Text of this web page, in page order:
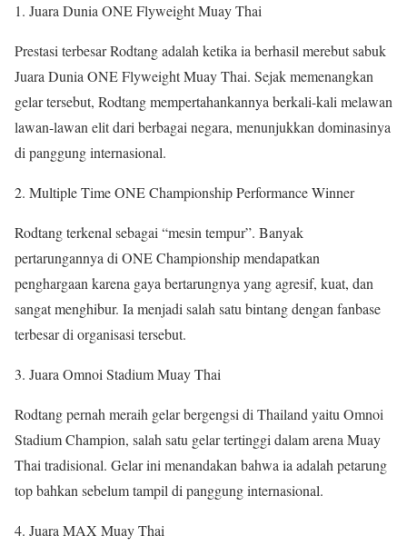
Juara Dunia ONE Flyweight Muay Thai
Prestasi terbesar Rodtang adalah ketika ia berhasil merebut sabuk
Juara Dunia ONE Flyweight Muay Thai. Sejak memenangkan
gelar tersebut, Rodtang mempertahankannya berkali-kali melawan
lawan-lawan elit dari berbagai negara, menunjukkan dominasinya
di panggung internasional.
Multiple Time ONE Championship Performance Winner
Rodtang terkenal sebagai “mesin tempur”. Banyak
pertarungannya di ONE Championship mendapatkan
penghargaan karena gaya bertarungnya yang agresif, kuat, dan
sangat menghibur. Ia menjadi salah satu bintang dengan fanbase
terbesar di organisasi tersebut.
Juara Omnoi Stadium Muay Thai
Rodtang pernah meraih gelar bergengsi di Thailand yaitu Omnoi
Stadium Champion, salah satu gelar tertinggi dalam arena Muay
Thai tradisional. Gelar ini menandakan bahwa ia adalah petarung
top bahkan sebelum tampil di panggung internasional.
Juara MAX Muay Thai